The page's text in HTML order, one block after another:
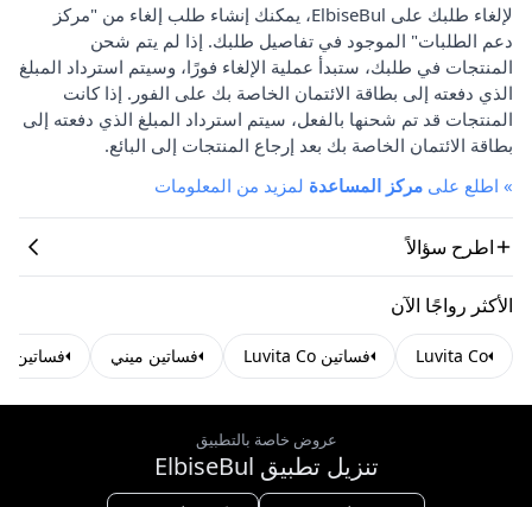
لإلغاء طلبك على ElbiseBul، يمكنك إنشاء طلب إلغاء من "مركز
دعم الطلبات" الموجود في تفاصيل طلبك. إذا لم يتم شحن
المنتجات في طلبك، ستبدأ عملية الإلغاء فورًا، وسيتم استرداد المبلغ
الذي دفعته إلى بطاقة الائتمان الخاصة بك على الفور. إذا كانت
المنتجات قد تم شحنها بالفعل، سيتم استرداد المبلغ الذي دفعته إلى
بطاقة الائتمان الخاصة بك بعد إرجاع المنتجات إلى البائع.
» اطلع على مركز المساعدة لمزيد من المعلومات
اطرح سؤالاً
الأكثر رواجًا الآن
Luvita Co فساتين Luvita Co فساتين ميني فساتين
عروض خاصة بالتطبيق
تنزيل تطبيق ElbiseBul